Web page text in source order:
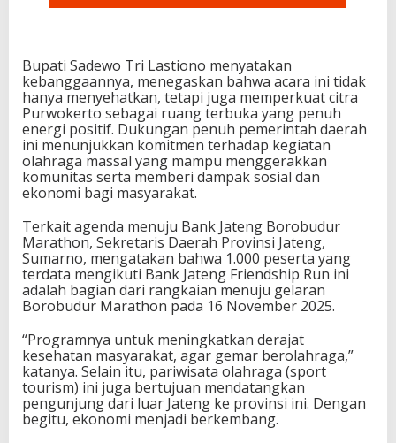
Bupati Sadewo Tri Lastiono menyatakan
kebanggaannya, menegaskan bahwa acara ini tidak
hanya menyehatkan, tetapi juga memperkuat citra
Purwokerto sebagai ruang terbuka yang penuh
energi positif. Dukungan penuh pemerintah daerah
ini menunjukkan komitmen terhadap kegiatan
olahraga massal yang mampu menggerakkan
komunitas serta memberi dampak sosial dan
ekonomi bagi masyarakat.
Terkait agenda menuju Bank Jateng Borobudur
Marathon, Sekretaris Daerah Provinsi Jateng,
Sumarno, mengatakan bahwa 1.000 peserta yang
terdata mengikuti Bank Jateng Friendship Run ini
adalah bagian dari rangkaian menuju gelaran
Borobudur Marathon pada 16 November 2025.
“Programnya untuk meningkatkan derajat
kesehatan masyarakat, agar gemar berolahraga,”
katanya. Selain itu, pariwisata olahraga (sport
tourism) ini juga bertujuan mendatangkan
pengunjung dari luar Jateng ke provinsi ini. Dengan
begitu, ekonomi menjadi berkembang.